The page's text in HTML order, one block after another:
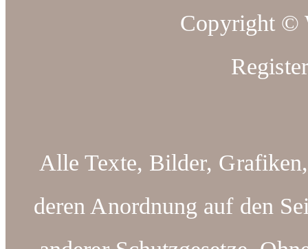
Copyright ©
Alle Texte, Bilder,
deren Anordnung auf den